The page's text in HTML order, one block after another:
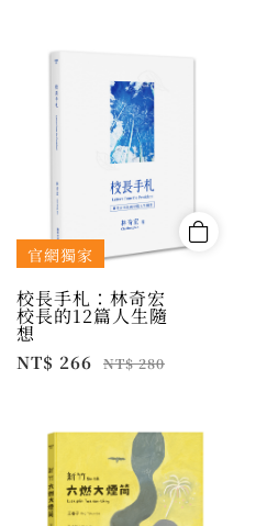
官網獨家
校長手札：林奇宏
校長的12篇人生隨
想
NT$ 266 NT$ 280